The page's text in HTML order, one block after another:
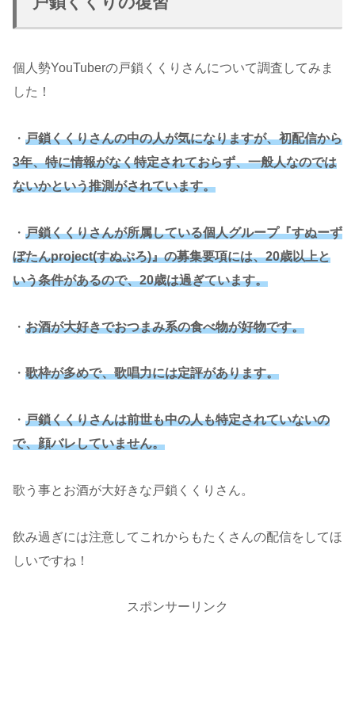
個人勢YouTuberの戸鎖くくりさんについて調査してみま
した！
・ 戸鎖くくりさんの中の人が気になりますが、初配信から
3年、特に情報がなく特定されておらず、一般人なのでは
ないかという推測がされています。
・ 戸鎖くくりさんが所属している個人グループ『すぬーず
ぼたんproject(すぬぷろ)』の募集要項には、20歳以上と
いう条件があるので、20歳は過ぎています。
・ お酒が大好きでおつまみ系の食べ物が好物です。
・ 歌枠が多めで、歌唱力には定評があります。
・ 戸鎖くくりさんは前世も中の人も特定されていないの
で、顔バレしていません。
歌う事とお酒が大好きな戸鎖くくりさん。
飲み過ぎには注意してこれからもたくさんの配信をしてほ
しいですね！
スポンサーリンク